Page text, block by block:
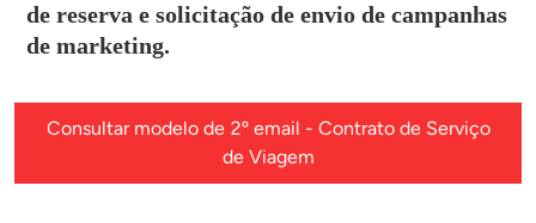
de reserva e solicitação de envio de campanhas
de marketing.
Consultar modelo de 2º email - Contrato de Serviço
de Viagem